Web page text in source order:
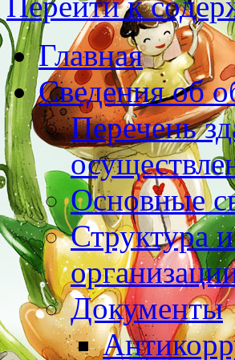
Главная
Сведения об
Перечень
Основные
Структура
Документы